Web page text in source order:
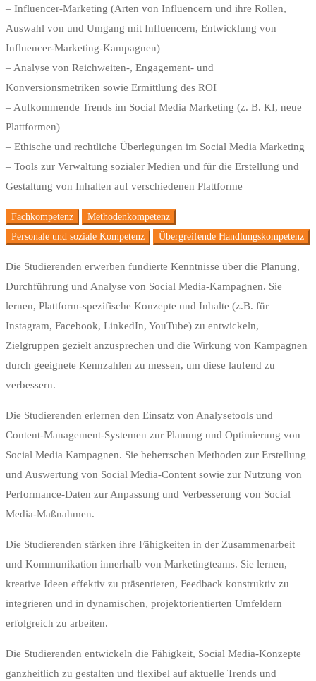
– Influencer-Marketing (Arten von Influencern und ihre Rollen,
Auswahl von und Umgang mit Influencern, Entwicklung von
Influencer-Marketing-Kampagnen)
– Analyse von Reichweiten-, Engagement- und
Konversionsmetriken sowie Ermittlung des ROI
– Aufkommende Trends im Social Media Marketing (z. B. KI, neue
Plattformen)
– Ethische und rechtliche Überlegungen im Social Media Marketing
– Tools zur Verwaltung sozialer Medien und für die Erstellung und
Gestaltung von Inhalten auf verschiedenen Plattforme
Fachkompetenz​
Methodenkompetenz​
Personale und soziale Kompetenz
Übergreifende Handlungskompetenz
Die Studierenden erwerben fundierte Kenntnisse über die Planung,
Durchführung und Analyse von Social Media-Kampagnen. Sie
lernen, Plattform-spezifische Konzepte und Inhalte (z.B. für
Instagram, Facebook, LinkedIn, YouTube) zu entwickeln,
Zielgruppen gezielt anzusprechen und die Wirkung von Kampagnen
durch geeignete Kennzahlen zu messen, um diese laufend zu
verbessern.
Die Studierenden erlernen den Einsatz von Analysetools und
Content-Management-Systemen zur Planung und Optimierung von
Social Media Kampagnen. Sie beherrschen Methoden zur Erstellung
und Auswertung von Social Media-Content sowie zur Nutzung von
Performance-Daten zur Anpassung und Verbesserung von Social
Media-Maßnahmen.
Die Studierenden stärken ihre Fähigkeiten in der Zusammenarbeit
und Kommunikation innerhalb von Marketingteams. Sie lernen,
kreative Ideen effektiv zu präsentieren, Feedback konstruktiv zu
integrieren und in dynamischen, projektorientierten Umfeldern
erfolgreich zu arbeiten.
Die Studierenden entwickeln die Fähigkeit, Social Media-Konzepte
ganzheitlich zu gestalten und flexibel auf aktuelle Trends und